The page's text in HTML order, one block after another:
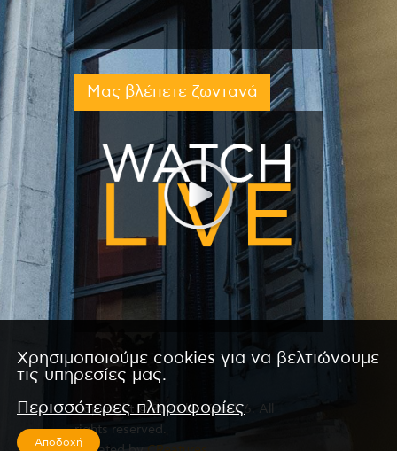
Μας βλέπετε ζωντανά
Copyright © 2026 by Kanali 6. All
rights reserved.
Χρησιμοποιούμε cookies για να βελτιώνουμε
τις υπηρεσίες μας.
Περισσότερες πληροφορίες
Αποδοχή